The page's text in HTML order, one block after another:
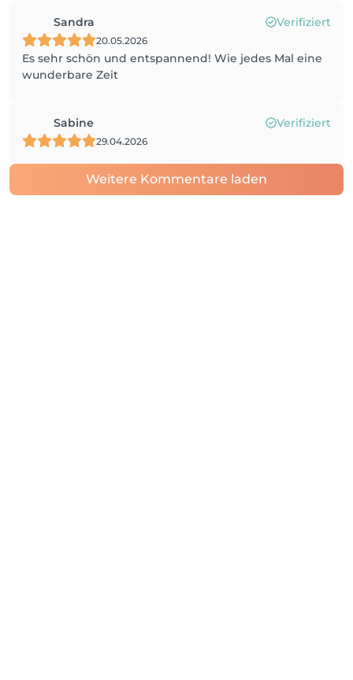
Sandra Verifiziert
20.05.2026
Es sehr schön und entspannend! Wie jedes Mal eine
wunderbare Zeit
Sabine Verifiziert
29.04.2026
Weitere Kommentare laden